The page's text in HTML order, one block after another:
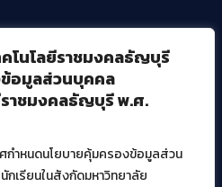
โนโลยีราชมงคลธัญบุรี
ข้อมูลส่วนบุคคล
ราชมงคลธัญบุรี พ.ศ.
กำหนดนโยบายคุ้มครองข้อมูลส่วน
เรียนในสังกัดมหาวิทยาลัย